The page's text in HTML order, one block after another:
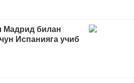
билан
Испанияга учиб